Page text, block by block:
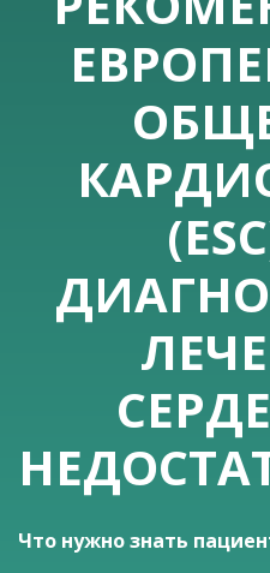
Что нужно знать